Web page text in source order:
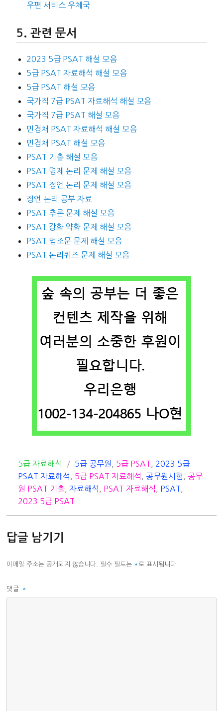
우편 서비스 우체국
관련 문서
2023 5급 PSAT 해설 모음
5급 PSAT 자료해석 해설 모음
5급 PSAT 해설 모음
국가직 7급 PSAT 자료해석 해설 모음
국가직 7급 PSAT 해설 모음
민경채 PSAT 자료해석 해설 모음
민경채 PSAT 해설 모음
PSAT 기출 해설 모음
PSAT 명제 논리 문제 해설 모음
PSAT 정언 논리 문제 해설 모음
정언 논리 공부 자료
PSAT 추론 문제 해설 모음
PSAT 강화 약화 문제 해설 모음
PSAT 법조문 문제 해설 모음
PSAT 논리퀴즈 문제 해설 모음
카
테
고
리
5급 자료해석
태
그
5급 공무원 5급 PSAT
2023 5급
PSAT 자료해석
5급 PSAT 자료해석 공무원시험
공무
원 PSAT 기출 ,자료해석 PSAT 자료해석 PSAT
2023 5급 PSAT
답글 남기기
이메일 주소는 공개되지 않습니다. 필수 필드는 *로 표시됩니다
댓글 *